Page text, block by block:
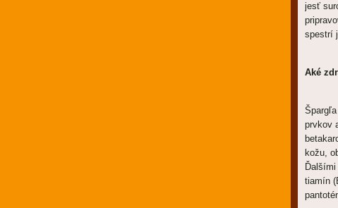
jesť
spestrí
Aké
prvkov
kožu,
tiamín